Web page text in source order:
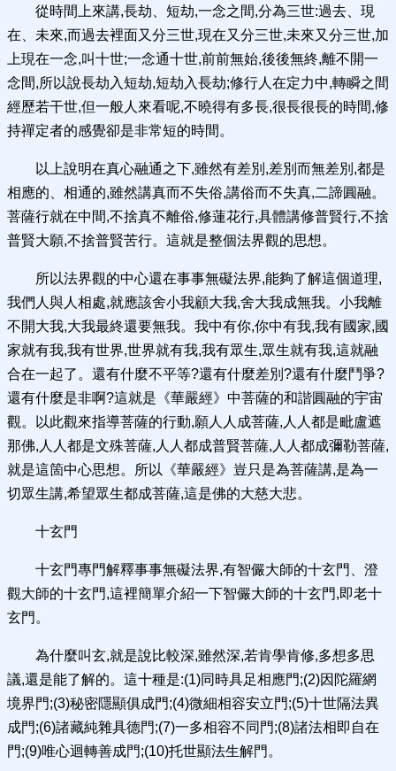
從時間上來講,長劫、短劫,一念之間,分為三世:過去、現
在、未來,而過去裡面又分三世,現在又分三世,未來又分三世,加
上現在一念,叫十世;一念通十世,前前無始,後後無終,離不開一
念間,所以說長劫入短劫,短劫入長劫;修行人在定力中,轉瞬之間
經歷若干世,但一般人來看呢,不曉得有多長,很長很長的時間,修
持禪定者的感覺卻是非常短的時間。
以上說明在真心融通之下,雖然有差別,差別而無差別,都是
相應的、相通的,雖然講真而不失俗,講俗而不失真,二諦圓融。
菩薩行就在中間,不捨真不離俗,修蓮花行,具體講修普賢行,不捨
普賢大願,不捨普賢苦行。這就是整個法界觀的思想。
所以法界觀的中心還在事事無礙法界,能夠了解這個道理,
我們人與人相處,就應該舍小我顧大我,舍大我成無我。小我離
不開大我,大我最終還要無我。我中有你,你中有我,我有國家,國
家就有我,我有世界,世界就有我,我有眾生,眾生就有我,這就融
合在一起了。還有什麼不平等?還有什麼差別?還有什麼鬥爭?
還有什麼是非啊?這就是《華嚴經》中菩薩的和諧圓融的宇宙
觀。以此觀來指導菩薩的行動,願人人成菩薩,人人都是毗盧遮
那佛,人人都是文殊菩薩,人人都成普賢菩薩,人人都成彌勒菩薩,
就是這箇中心思想。所以《華嚴經》豈只是為菩薩講,是為一
切眾生講,希望眾生都成菩薩,這是佛的大慈大悲。
十玄門
十玄門專門解釋事事無礙法界,有智儼大師的十玄門、澄
觀大師的十玄門,這裡簡單介紹一下智儼大師的十玄門,即老十
玄門。
為什麼叫玄,就是說比較深,雖然深,若肯學肯修,多想多思
議,還是能了解的。這十種是:(1)同時具足相應門;(2)因陀羅網
境界門;(3)秘密隱顯俱成門;(4)微細相容安立門;(5)十世隔法異
成門;(6)諸藏純雜具德門;(7)一多相容不同門;(8)諸法相即自在
門;(9)唯心迴轉善成門;(10)托世顯法生解門。